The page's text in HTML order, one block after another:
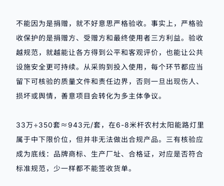
不能因为是捐赠，就不好意思严格验收。事实上，严格验
收保护的是捐赠方、受赠方和最终使用者三方利益。验收
越规范，就越能让各方得到公平和客观评价，也能让公共
设施安全更可持续。从采购到投入使用，每个环节都应当
留下可核验的质量文件和责任边界，否则一旦出现伤人、
损坏或舆情，善意项目会转化为多主体争议。
33万÷350套≈943元/套，在6-8米杆农村太阳能路灯里
属于中下限价位，但并非无法做出合规产品。三有核验应
成为底线：品牌商标、生产厂址、合格证，对应是否符合
标准规范，少一样都不能签收货单。